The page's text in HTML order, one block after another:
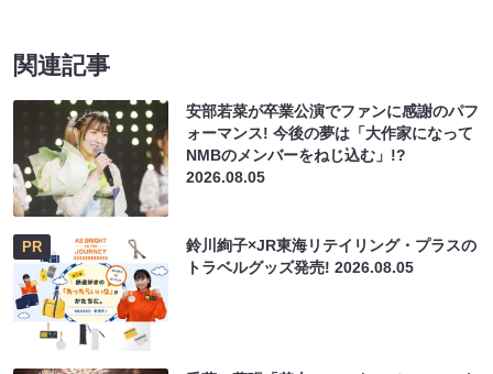
関連記事
安部若菜が卒業公演でファンに感謝のパフ
ォーマンス! 今後の夢は「大作家になって
NMBのメンバーをねじ込む」!?
2026.08.05
PR
鈴川絢子×JR東海リテイリング・プラスの
トラベルグッズ発売!2026.08.05